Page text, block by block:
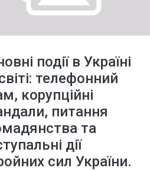
події в Україні
телефонний
корупційні
питання
та
дії
сил України.